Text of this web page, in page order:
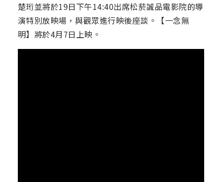
楚珩並將於19日下午14:40出席松菸誠品電影院的導
演特別放映場，與觀眾進行映後座談。【一念無
明】將於4月7日上映。